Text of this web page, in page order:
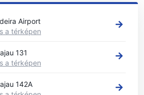
helyeinket itt: Caniço
Airport
a térképen
131
a térképen
142A